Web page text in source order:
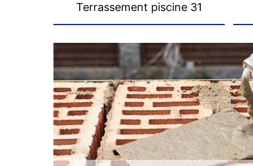
Terrassement piscine 31